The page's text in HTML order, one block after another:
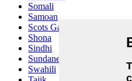
Somali
Samoan
Scots Gaelic
Shona
Sindhi
Sundanese
Swahili